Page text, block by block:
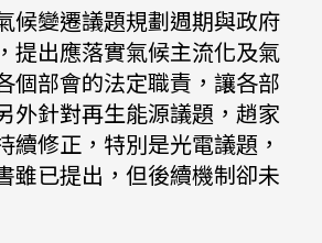
候變遷議題規劃週期與政府
提出應落實氣候主流化及氣
個部會的法定職責，讓各部
外針對再生能源議題，趙家
續修正，特別是光電議題，
雖已提出，但後續機制卻未